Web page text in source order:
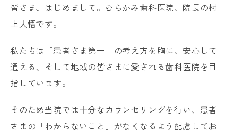
皆さま、はじめまして。むらかみ歯科医院、院長の村
上大悟です。
私たちは「患者さま第一」の考え方を胸に、安心して
通える、そして地域の皆さまに愛される歯科医院を目
指しています。
そのため当院では十分なカウンセリングを行い、患者
さまの「わからないこと」がなくなるよう配慮してお